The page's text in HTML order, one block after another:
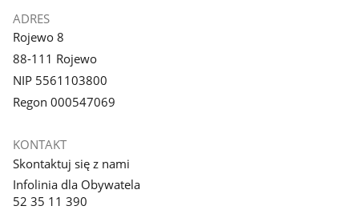
ADRES
Rojewo 8
88-111 Rojewo
NIP 5561103800
Regon 000547069
KONTAKT
Skontaktuj się z nami
Infolinia dla Obywatela
52 35 11 390